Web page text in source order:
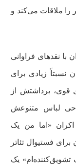
را ملاقات می‌کند و
با نقدهای فراوانی
نسبتاً زیادی برای
قوی، برداشتش از
لباس متنوعش
«اما من یک
فستیوال تئاتر
یک